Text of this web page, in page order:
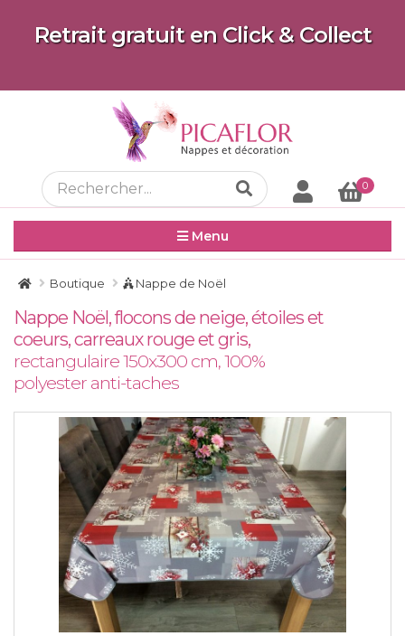
Retrait gratuit en Click & Collect
0
Menu
Boutique Nappe de Noël
Nappe Noël, flocons de neige, étoiles et
coeurs, carreaux rouge et gris,
rectangulaire 150x300 cm, 100%
polyester anti-taches